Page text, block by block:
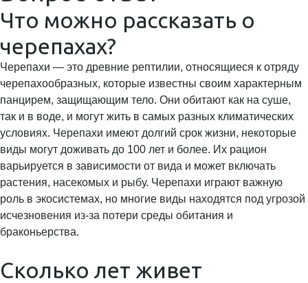
Что можно рассказать о
черепахах?
Черепахи — это древние рептилии, относящиеся к отряду
черепахообразных, которые известны своим характерным
панцирем, защищающим тело. Они обитают как на суше,
так и в воде, и могут жить в самых разных климатических
условиях. Черепахи имеют долгий срок жизни, некоторые
виды могут доживать до 100 лет и более. Их рацион
варьируется в зависимости от вида и может включать
растения, насекомых и рыбу. Черепахи играют важную
роль в экосистемах, но многие виды находятся под угрозой
исчезновения из-за потери среды обитания и
браконьерства.
Сколько лет живет